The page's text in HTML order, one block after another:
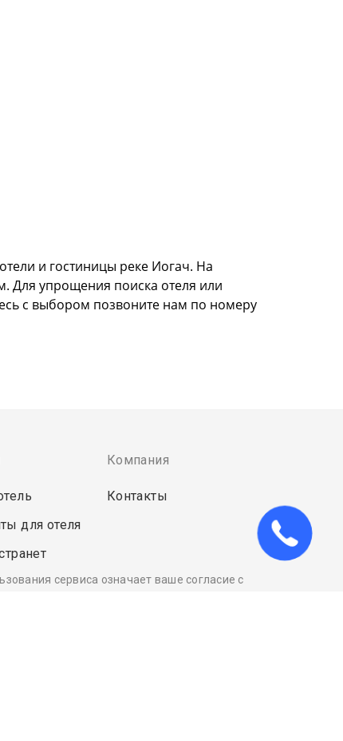
и гостиницы реке Иогач. На
Для упрощения поиска отеля или
с выбором позвоните нам по номеру
для отеля
Компания
Контакты
сервиса означает ваше согласие с